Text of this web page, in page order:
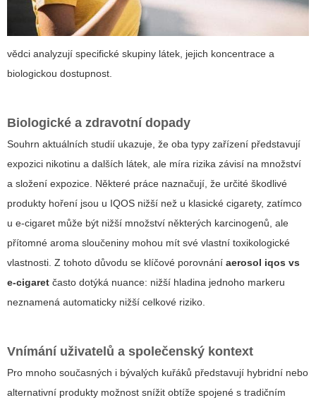
vědci analyzují specifické skupiny látek, jejich koncentrace a
biologickou dostupnost.
Biologické a zdravotní dopady
Souhrn aktuálních studií ukazuje, že oba typy zařízení představují
expozici nikotinu a dalších látek, ale míra rizika závisí na množství
a složení expozice. Některé práce naznačují, že určité škodlivé
produkty hoření jsou u IQOS nižší než u klasické cigarety, zatímco
u e-cigaret může být nižší množství některých karcinogenů, ale
přítomné aroma sloučeniny mohou mít své vlastní toxikologické
vlastnosti. Z tohoto důvodu se klíčové porovnání aerosol iqos vs
e-cigaret často dotýká nuance: nižší hladina jednoho markeru
neznamená automaticky nižší celkové riziko.
Vnímání uživatelů a společenský kontext
Pro mnoho současných i bývalých kuřáků představují hybridní nebo
alternativní produkty možnost snížit obtíže spojené s tradičním